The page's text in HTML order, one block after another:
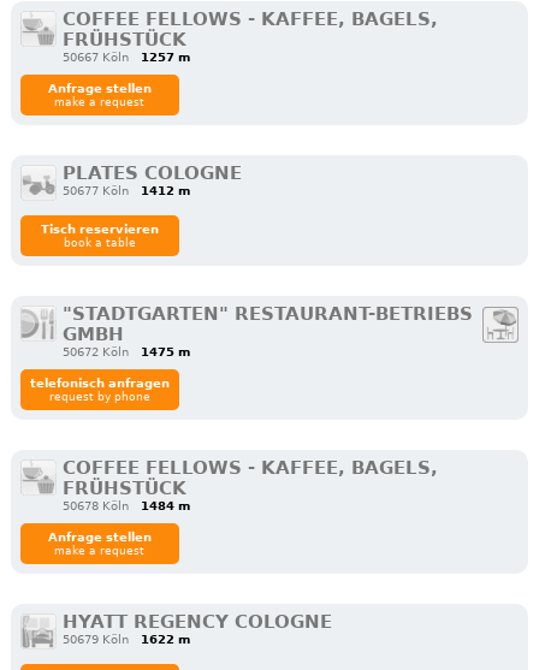
COFFEE FELLOWS - KAFFEE, BAGELS,
FRÜHSTÜCK
50667 Köln 1257 m
Anfrage stellen
make a request
PLATES COLOGNE
50677 Köln 1412 m
Tisch reservieren
book a table
"STADTGARTEN" RESTAURANT-BETRIEBS
GMBH
50672 Köln 1475 m
telefonisch anfragen
request by phone
COFFEE FELLOWS - KAFFEE, BAGELS,
FRÜHSTÜCK
50678 Köln 1484 m
Anfrage stellen
make a request
HYATT REGENCY COLOGNE
50679 Köln 1622 m